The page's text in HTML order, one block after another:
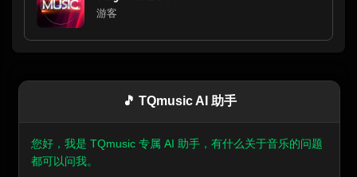
游客